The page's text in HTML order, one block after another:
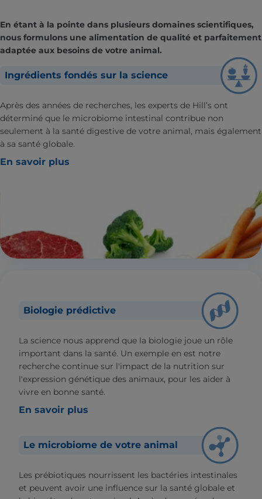
En étant à la pointe dans plusieurs domaines scientifiques,
nous formulons une alimentation de qualité et parfaitement
adaptée aux besoins de votre animal.
Ingrédients fondés sur la science
Après des années de recherches, les experts de Hill’s ont
déterminé que le microbiome intestinal contribue non
seulement à la santé digestive de votre animal, mais également
à sa santé globale.
En savoir plus
Biologie prédictive
La science nous apprend que la biologie joue un rôle
important dans la santé. Un exemple en est notre
recherche continue sur l'impact de la nutrition sur
l'expression génétique des animaux, pour les aider à
vivre en bonne santé.
En savoir plus
Le microbiome de votre animal
Les prébiotiques nourrissent les bactéries intestinales
et peuvent avoir une influence sur la santé globale et